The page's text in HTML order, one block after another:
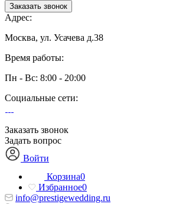
Заказать звонок
Адрес:
Москва, ул. Усачева д.38
Время работы:
Пн - Вс: 8:00 - 20:00
Социальные сети:
Заказать звонок
Задать вопрос
Войти
Корзина0
Избранное0
info@prestigewedding.ru